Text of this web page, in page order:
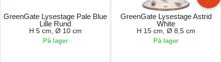
GreenGate Lysestage Pale Blue
Lille Rund
H 5 cm, Ø 10 cm
På lager
GreenGate Lysestage Astrid
White
H 15 cm, Ø 8,5 cm
På lager